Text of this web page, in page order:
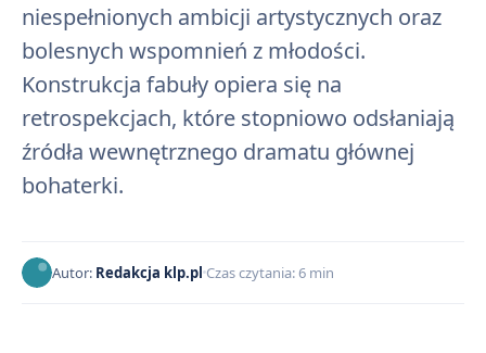
niespełnionych ambicji artystycznych oraz
bolesnych wspomnień z młodości.
Konstrukcja fabuły opiera się na
retrospekcjach, które stopniowo odsłaniają
źródła wewnętrznego dramatu głównej
bohaterki.
Autor: Redakcja klp.pl Czas czytania: 6 min